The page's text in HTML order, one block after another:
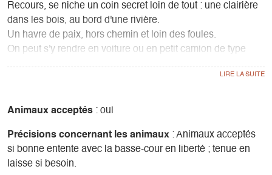
Recours, se niche un coin secret loin de tout : une clairière
dans les bois, au bord d'une rivière.
Un havre de paix, hors chemin et loin des foules.
On peut s'y rendre en voiture ou en petit camion de type
Le bivouac est équipé d'une tente nomade de 4 places
places, d'un abri tipi, d'un brasero-barbecue et de toilettes
La clairière est grande et vous pouvez aussi y planter vos
propres tentes.
Au Moulin, vous avez accès à une grande salle collective
Animaux acceptés : oui
Précisions concernant les animaux : Animaux acceptés
si bonne entente avec la basse-cour en liberté ; tenue en
laisse si besoin.